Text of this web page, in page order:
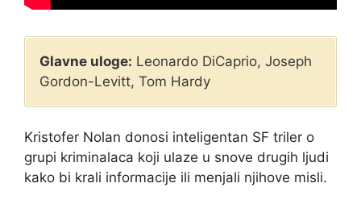
Glavne uloge: Leonardo DiCaprio, Joseph
Gordon-Levitt, Tom Hardy
Kristofer Nolan donosi inteligentan SF triler o
grupi kriminalaca koji ulaze u snove drugih ljudi
kako bi krali informacije ili menjali njihove misli.